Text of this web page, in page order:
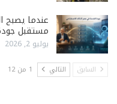
عندما يصبح
مستقبل
يوليو 2, 2026
السابق التالي 1 من 12